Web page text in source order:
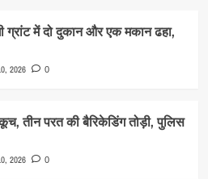
ग्रांट में दो दुकान और एक मकान ढहा,
2026 0
तीन परत की बैरिकेडिंग तोड़ी, पुलिस
2026 0